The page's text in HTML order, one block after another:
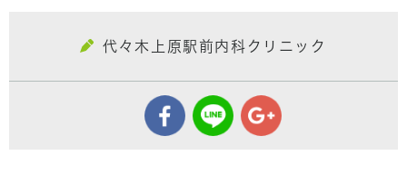
代々木上原駅前内科クリニック